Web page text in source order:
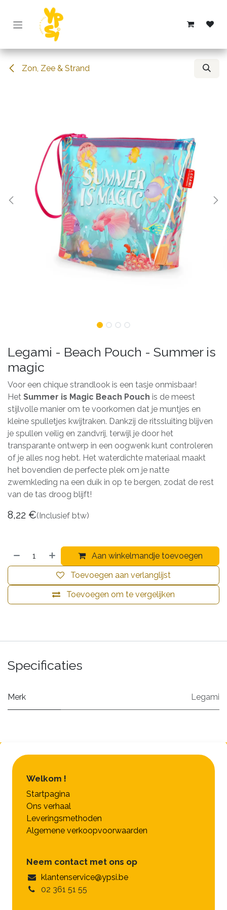
Overslaan naar inhoud
Zon, Zee & Strand
Legami - Beach Pouch - Summer is
magic
Voor een chique strandlook is een tasje onmisbaar!
Het Summer is Magic Beach Pouch is de meest
stijlvolle manier om te voorkomen dat je muntjes en
kleine spulletjes kwijtraken. Dankzij de ritssluiting blijven
je spullen veilig en zandvrij, terwijl je door het
transparante ontwerp in een oogwenk kunt controleren
of je alles nog hebt. Het waterdichte materiaal maakt
het bovendien de perfecte plek om je natte
zwemkleding na een duik in op te bergen, zodat de rest
van de tas droog blijft!
8,22 €(Inclusief btw)
Aan winkelmandje toevoegen
Toevoegen om te vergelijken
Toevoegen aan verlanglijst
Specificaties
Merk Legami
Welkom !
Startpagina
Ons verhaal
Leveringsmethoden
Algemene verkoopvoorwaarden
Neem contact met ons op
klantenservice@ypsi.be
02 361 51 55